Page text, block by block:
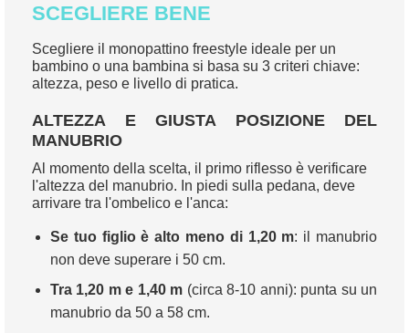
SCEGLIERE BENE
Scegliere il monopattino freestyle ideale per un
bambino o una bambina si basa su 3 criteri chiave:
altezza, peso e livello di pratica.
ALTEZZA E GIUSTA POSIZIONE DEL
MANUBRIO
Al momento della scelta, il primo riflesso è verificare
l'altezza del manubrio. In piedi sulla pedana, deve
arrivare tra l'ombelico e l'anca:
Se tuo figlio è alto meno di 1,20 m: il manubrio
non deve superare i 50 cm.
Tra 1,20 m e 1,40 m (circa 8-10 anni): punta su un
manubrio da 50 a 58 cm.